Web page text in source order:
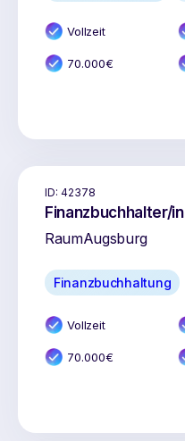
Vollzeit
70.000€
ID: 42378
Finanzbuchhalter/in
RaumAugsburg
Finanzbuchhaltung
Vollzeit
70.000€